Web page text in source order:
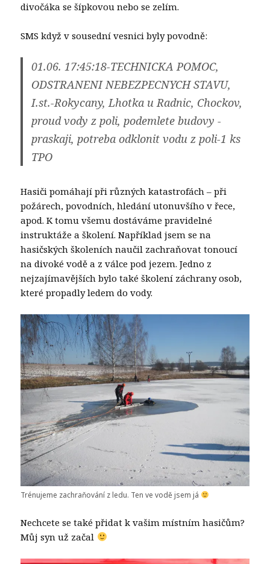
divočáka se šípkovou nebo se zelím.
SMS když v sousední vesnici byly povodně:
01.06. 17:45:18-TECHNICKA POMOC,
ODSTRANENI NEBEZPECNYCH STAVU,
I.st.-Rokycany, Lhotka u Radnic, Chockov,
proud vody z poli, podemlete budovy -
praskaji, potreba odklonit vodu z poli-1 ks
TPO
Hasiči pomáhají při různých katastrofách – při
požárech, povodních, hledání utonuvšího v řece,
apod. K tomu všemu dostáváme pravidelné
instruktáže a školení. Například jsem se na
hasičských školeních naučil zachraňovat tonoucí
na divoké vodě a z válce pod jezem. Jedno z
nejzajímavějších bylo také školení záchrany osob,
které propadly ledem do vody.
Trénujeme zachraňování z ledu. Ten ve vodě jsem já
Nechcete se také přidat k vašim místním hasičům?
Můj syn už začal